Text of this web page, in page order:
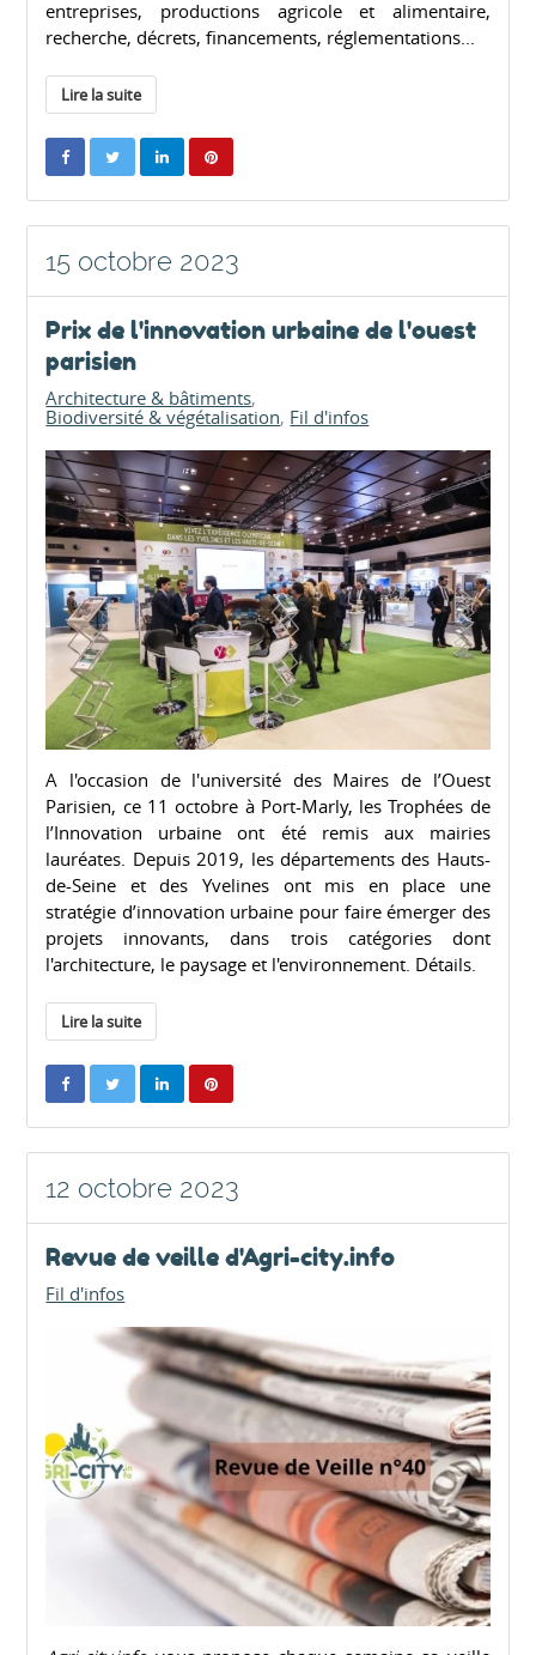
entreprises, productions agricole et alimentaire,
recherche, décrets, financements, réglementations...
Lire la suite
15 octobre 2023
Prix de l'innovation urbaine de l'ouest
parisien
Architecture & bâtiments
Biodiversité & végétalisation Fil d'infos
A l'occasion de l'université des Maires de l’Ouest
Parisien, ce 11 octobre à Port-Marly, les Trophées de
l’Innovation urbaine ont été remis aux mairies
lauréates. Depuis 2019, les départements des Hauts-
de-Seine et des Yvelines ont mis en place une
stratégie d’innovation urbaine pour faire émerger des
projets innovants, dans trois catégories dont
l'architecture, le paysage et l'environnement. Détails.
Lire la suite
12 octobre 2023
Revue de veille d'Agri-city.info
Fil d'infos